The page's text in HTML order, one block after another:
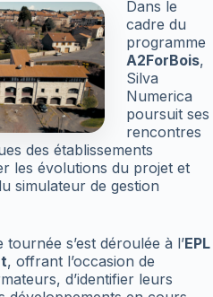
Dans le
cadre du
programme
A2ForBois,
Silva
Numerica
poursuit ses
rencontres
des établissements
les évolutions du projet et
simulateur de gestion
s’est déroulée à l’EPL
, offrant l’occasion de
d’identifier leurs